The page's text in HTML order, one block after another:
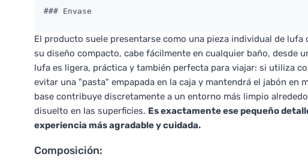
### Envase
El producto suele presentarse como una pieza individual de
su diseño compacto, cabe fácilmente en cualquier baño, desde
lufa es ligera, práctica y también perfecta para viajar: si utiliza
evitar una "pasta" empapada en la caja y mantendrá el jabón en
base contribuye discretamente a un entorno más limpio
disuelto en las superficies. Es exactamente ese pequeño
experiencia más agradable y cuidada.
Composición: